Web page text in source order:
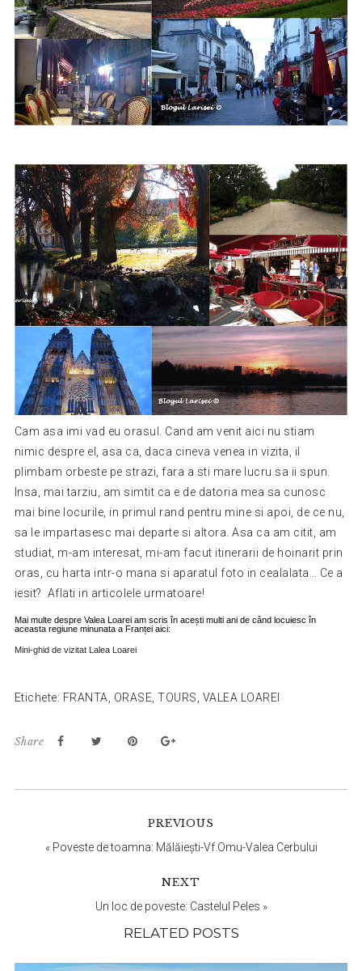
Cam asa imi vad eu orasul. Cand am venit aici nu stiam
nimic despre el, asa ca, daca cineva venea in vizita, il
plimbam orbeste pe strazi, fara a sti mare lucru sa ii spun.
Insa, mai tarziu, am simtit ca e de datoria mea sa cunosc
mai bine locurile, in primul rand pentru mine si apoi, de ce nu,
sa le impartasesc mai departe si altora. Asa ca am citit, am
studiat, m-am interesat, mi-am facut itinerarii de hoinarit prin
oras, cu harta intr-o mana si aparatul foto in cealalata… Ce a
iesit? Aflati in articolele urmatoare!
Mai multe despre Valea Loarei am scris în acești multi ani de când locuiesc în
aceasta regiune minunata a Franței aici:
Mini-ghid de vizitat Lalea Loarei
Etichete: FRANTA ORASE ,TOURS VALEA LOAREI
Share
PREVIOUS
« Poveste de toamna: Mălăiești-Vf.Omu-Valea Cerbului
NEXT
Un loc de poveste: Castelul Peles »
Interactions
RELATED POSTS